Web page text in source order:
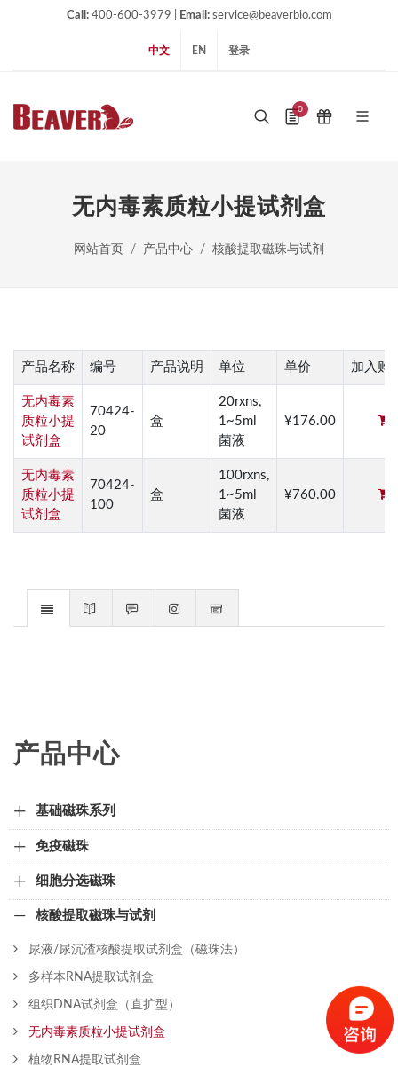
Call:400-600-3979 | Email:service@beaverbio.com
中文 EN 登录
0
无内毒素质粒小提试剂盒
网站首页 产品中心 核酸提取磁珠与试剂
产品名称 编号 产品说明 单位 单价 加入购
无内毒素
质粒小提
试剂盒
70424-
20
盒
20rxns,
1~5ml
菌液
¥176.00
无内毒素
质粒小提
试剂盒
70424-
100
盒
100rxns,
1~5ml
菌液
¥760.00
产品中心
基础磁珠系列
免疫磁珠
细胞分选磁珠
核酸提取磁珠与试剂
尿液/尿沉渣核酸提取试剂盒（磁珠法）
多样本RNA提取试剂盒
组织DNA试剂盒（直扩型）
无内毒素质粒小提试剂盒
植物RNA提取试剂盒